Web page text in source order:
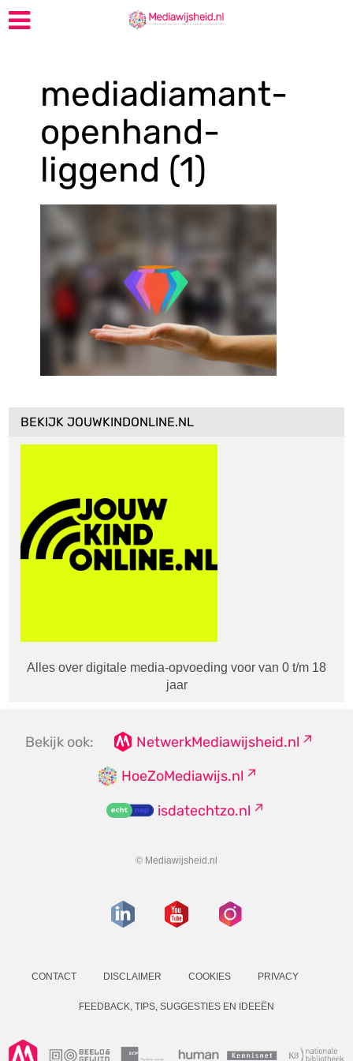
mediadiamant-
openhand-
liggend (1)
BEKIJK JOUWKINDONLINE.NL
Alles over digitale media-opvoeding voor van 0 t/m 18
jaar
Bekijk ook:
NetwerkMediawijsheid.nl
HoeZoMediawijs.nl
isdatechtzo.nl
© Mediawijsheid.nl
CONTACT DISCLAIMER COOKIES PRIVACY
FEEDBACK, TIPS, SUGGESTIES EN IDEEËN